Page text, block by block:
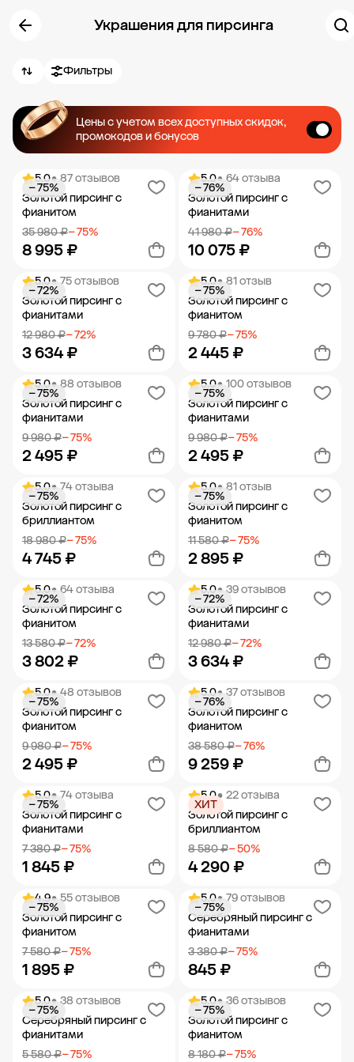
Украшения для пирсинга
Фильтры
Цены с учетом всех доступных скидок,
промокодов и бонусов
5.0• 87 отзывов
Золотой пирсинг с
фианитом
35 980 ₽− 75%
8 995 ₽
− 75%
Добавить в корзину
5.0• 64 отзыва
Золотой пирсинг с
фианитами
41 980 ₽− 76%
10 075 ₽
− 76%
Добавить в корзину
5.0• 75 отзывов
Золотой пирсинг с
фианитами
12 980 ₽− 72%
3 634 ₽
− 72%
Добавить в корзину
5.0• 81 отзыв
Золотой пирсинг с
фианитом
9 780 ₽− 75%
2 445 ₽
− 75%
Добавить в корзину
5.0• 88 отзывов
Золотой пирсинг с
фианитами
9 980 ₽− 75%
2 495 ₽
− 75%
Добавить в корзину
5.0• 100 отзывов
Золотой пирсинг с
фианитами
9 980 ₽− 75%
2 495 ₽
− 75%
Добавить в корзину
5.0• 74 отзыва
Золотой пирсинг с
бриллиантом
18 980 ₽− 75%
4 745 ₽
− 75%
Добавить в корзину
5.0• 81 отзыв
Золотой пирсинг с
фианитом
11 580 ₽− 75%
2 895 ₽
− 75%
Добавить в корзину
5.0• 64 отзыва
Золотой пирсинг с
фианитом
13 580 ₽− 72%
3 802 ₽
− 72%
Добавить в корзину
5.0• 39 отзывов
Золотой пирсинг с
фианитами
12 980 ₽− 72%
3 634 ₽
− 72%
Добавить в корзину
5.0• 48 отзывов
Золотой пирсинг с
фианитом
9 980 ₽− 75%
2 495 ₽
− 75%
Добавить в корзину
5.0• 37 отзывов
Золотой пирсинг с
фианитом
38 580 ₽− 76%
9 259 ₽
− 76%
Добавить в корзину
5.0• 74 отзыва
Золотой пирсинг с
фианитами
7 380 ₽− 75%
1 845 ₽
− 75%
Добавить в корзину
5.0• 22 отзыва
Золотой пирсинг с
бриллиантом
8 580 ₽− 50%
4 290 ₽
ХИТ
Добавить в корзину
4.9• 55 отзывов
Золотой пирсинг с
фианитом
7 580 ₽− 75%
1 895 ₽
− 75%
Добавить в корзину
5.0• 79 отзывов
Серебряный пирсинг с
фианитами
3 380 ₽− 75%
845 ₽
− 75%
Добавить в корзину
5.0• 38 отзывов
Серебряный пирсинг с
фианитами
5 580 ₽− 75%
− 75%
5.0• 36 отзывов
Золотой пирсинг с
фианитом
8 180 ₽− 75%
− 75%